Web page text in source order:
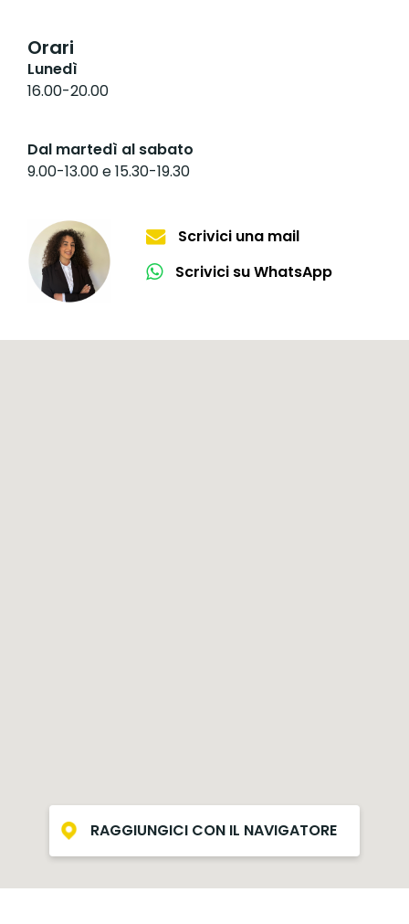
Orari
Lunedì
16.00-20.00
Dal martedì al sabato
9.00-13.00 e 15.30-19.30
Scrivici una mail
Scrivici su WhatsApp
RAGGIUNGICI CON IL NAVIGATORE